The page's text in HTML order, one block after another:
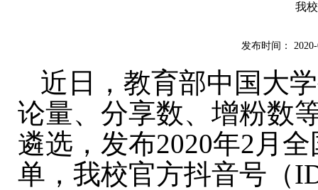
我
发布时间：
近日，教育部中国大
论量、分享数、增粉数
遴选，发布2020年2月
单，我校官方抖音号（